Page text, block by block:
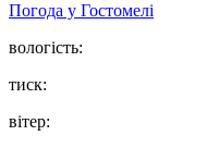
Погода у Гостомелі
вологість:
тиск:
вітер: